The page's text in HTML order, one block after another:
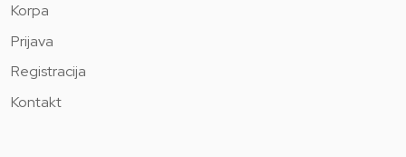
Korpa
Prijava
Registracija
Kontakt